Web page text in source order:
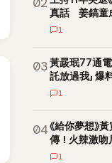
真話 姜鎬童
1
03黃晸珉77通電
託放過我」
站姐
1
04《給你夢想》
傳！火辣激吻
敢拍
1